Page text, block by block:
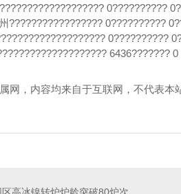
0??????????
????????????????? 0??????????
0??????????
6436??????? 0
网，内容均来自于互联网，不代表